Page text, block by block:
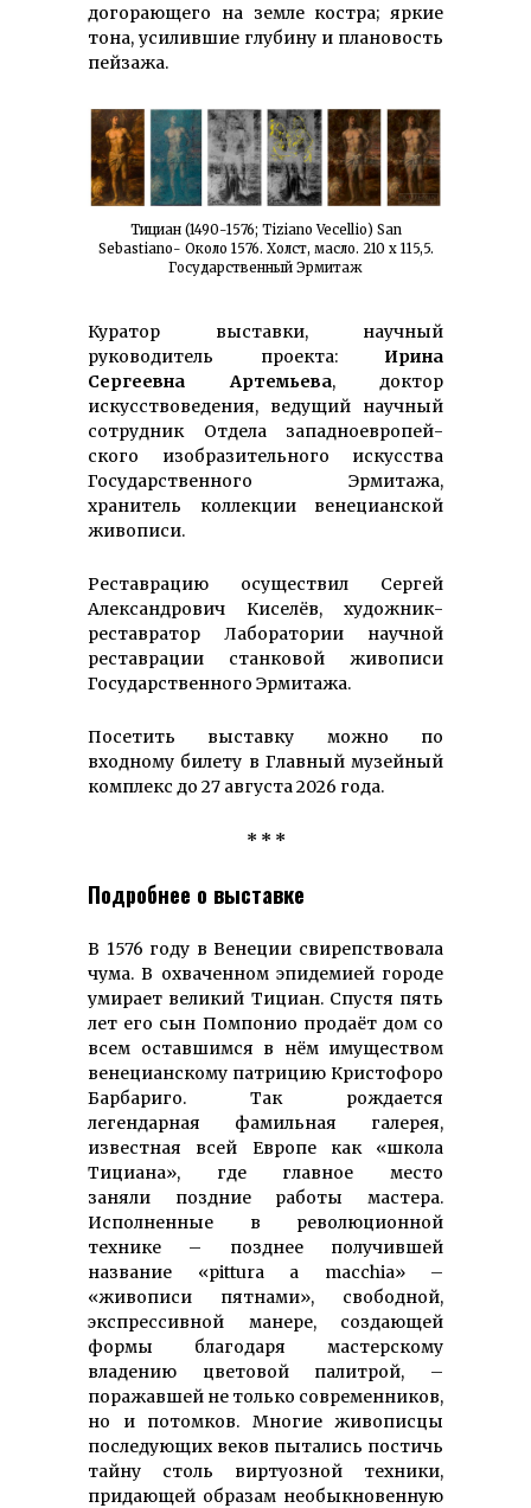
догорающего на земле костра; яркие
тона, усилившие глубину и плановость
пейзажа.
Тициан (1490-1576; Tiziano Vecellio) San
Sebastiano- Около 1576. Холст, масло. 210 x 115,5.
Государственный Эрмитаж
Куратор выставки, научный
руководитель проекта: Ирина
Сергеевна Артемьева, доктор
искусствоведения, ведущий научный
сотрудник Отдела западно­европей­
ского изобра­зитель­ного искусства
Госу­дар­ствен­ного Эрмитажа,
хранитель коллекции вене­цианской
живописи.
Реставрацию осуществил Сергей
Александрович Киселёв, художник-
реставратор Лаборатории научной
реставрации станковой живописи
Государственного Эрмитажа.
Посетить выставку можно по
входному билету в Главный музейный
комплекс до 27 августа 2026 года.
* * *
Подробнее о выставке
В 1576 году в Венеции свирепствовала
чума. В охваченном эпидемией городе
умирает великий Тициан. Спустя пять
лет его сын Помпонио продаёт дом со
всем оставшимся в нём имуществом
венецианскому патрицию Кристофоро
Барбариго. Так рождается
легендарная фамильная галерея,
известная всей Европе как «школа
Тициана», где главное место
заняли поздние работы мастера.
Исполненные в революционной
технике – позднее получившей
название «pittura a macchia» –
«живописи пятнами», свободной,
экспрессивной манере, создающей
формы благодаря мастерскому
владению цветовой палитрой, –
поражавшей не только современников,
но и потомков. Многие живописцы
последующих веков пытались постичь
тайну столь виртуозной техники,
придающей образам необыкновенную